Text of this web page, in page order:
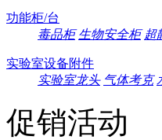
功能柜/台
毒品柜 生物安全柜 超
实验室设备附件
实验室龙头 气体考克
促销活动